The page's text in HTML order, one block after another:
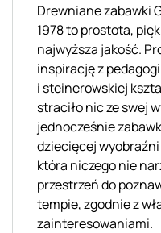
Drewniane zabawki
1978 to prostota,
najwyższa jakość.
inspirację z
i steinerowskiej
straciło nic ze swej
jednocześnie
dziecięcej
która niczego nie
przestrzeń do
tempie, zgodnie z
zainteresowaniami.